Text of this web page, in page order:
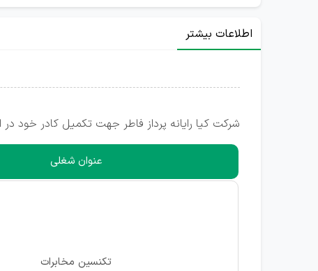
اطلاعات بیشتر
شرکت کیا رایانه پرداز فاطر جهت تکمیل کادر خود
عنوان شغلی
تکنسین مخابرات